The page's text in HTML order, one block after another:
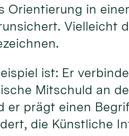
Orientierung in
Vielleicht
ist: Er
Mitschuld an
er prägt einen
die Künstliche